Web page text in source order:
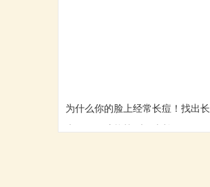
为什么你的脸上经常长痘！找出长